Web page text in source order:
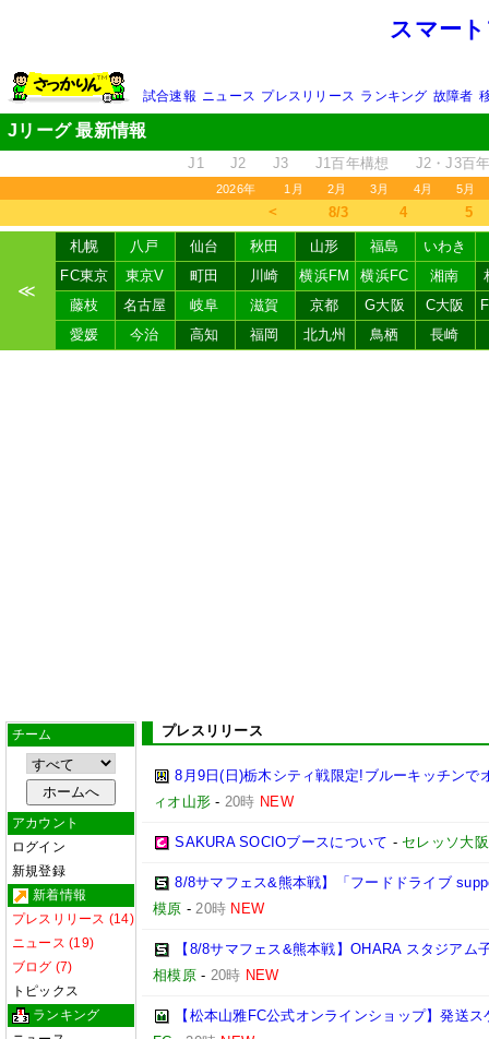
スマー
試合速報 ニュース プレスリリース ランキング 故障者
Jリーグ 最新情報
J1 J2 J3 J1百年構想 J2・J3百
2026年 1月 2月 3月 4月 5月
＜ 8/3 4 5
≪
札幌 八戸 仙台 秋田 山形 福島
いわき
FC東京
東京V 町田 川崎 横浜FM 横浜FC 湘南
藤枝
名古屋 岐阜 滋賀 京都 G大阪 C大阪
愛媛
今治 高知 福岡 北九州 鳥栖 長崎
チーム
アカウント
ログイン
新規登録
新着情報
プレスリリース (14)
ニュース (19)
ブログ (7)
トピックス
ランキング
プレスリリース
8月9日(日)栃木シティ戦限定!ブルーキッチンで
ィオ山形 - 20時 NEW
SAKURA SOCIOブースについて - セレッソ大阪
8/8サマフェス&熊本戦】「フードドライブ
模原 -20時 NEW
【8/8サマフェス&熊本戦】OHARA スタジア
相模原- 20時 NEW
【松本山雅FC公式オンラインショップ】発送